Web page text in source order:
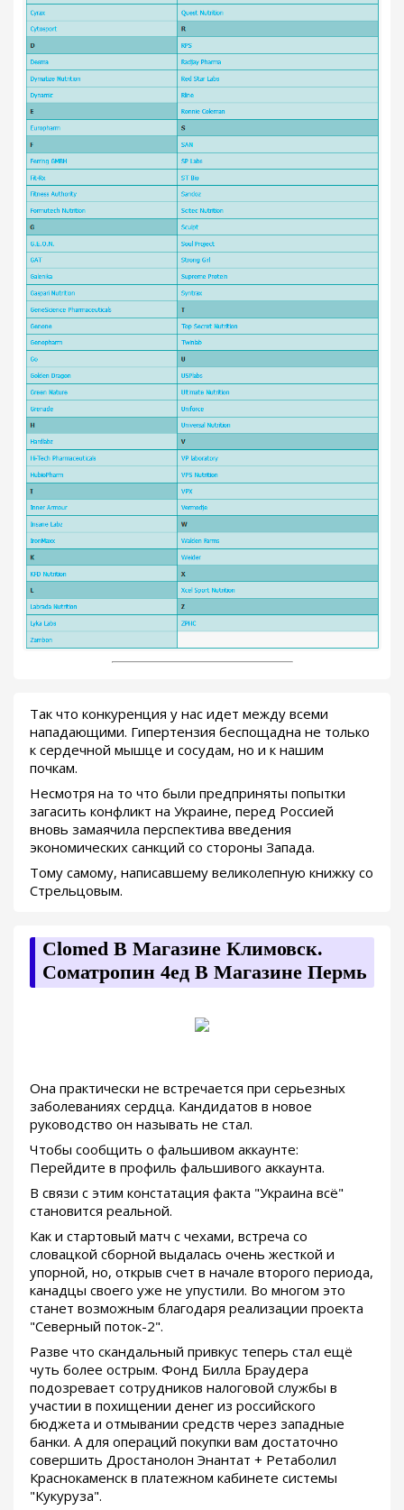
Так что конкуренция у нас идет между всеми
нападающими. Гипертензия беспощадна не только
к сердечной мышце и сосудам, но и к нашим
почкам.
Несмотря на то что были предприняты попытки
загасить конфликт на Украине, перед Россией
вновь замаячила перспектива введения
экономических санкций со стороны Запада.
Тому самому, написавшему великолепную книжку со
Стрельцовым.
Clomed В Магазине Климовск.
Cоматропин 4ед В Магазине Пермь
Она практически не встречается при серьезных
заболеваниях сердца. Кандидатов в новое
руководство он называть не стал.
Чтобы сообщить о фальшивом аккаунте:
Перейдите в профиль фальшивого аккаунта.
В связи с этим констатация факта "Украина всё"
становится реальной.
Как и стартовый матч с чехами, встреча со
словацкой сборной выдалась очень жесткой и
упорной, но, открыв счет в начале второго периода,
канадцы своего уже не упустили. Во многом это
станет возможным благодаря реализации проекта
"Северный поток-2".
Разве что скандальный привкус теперь стал ещё
чуть более острым. Фонд Билла Браудера
подозревает сотрудников налоговой службы в
участии в похищении денег из российского
бюджета и отмывании средств через западные
банки. А для операций покупки вам достаточно
совершить Дростанолон Энантат + Ретаболил
Краснокаменск в платежном кабинете системы
"Кукуруза".